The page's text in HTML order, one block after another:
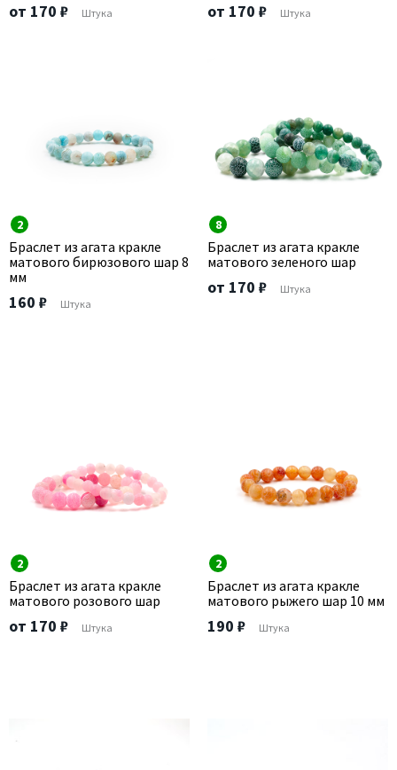
от 170 ₽ Штука от 170 ₽ Штука
2
Браслет из агата кракле
матового бирюзового шар 8
мм
160 ₽ Штука
8
Браслет из агата кракле
матового зеленого шар
от 170 ₽ Штука
2
Браслет из агата кракле
матового розового шар
от 170 ₽ Штука
2
Браслет из агата кракле
матового рыжего шар 10 мм
190 ₽ Штука